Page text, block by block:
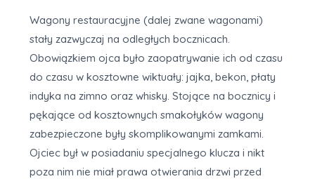
Wagony restauracyjne (dalej zwane wagonami)
stały zazwyczaj na odległych bocznicach.
Obowiązkiem ojca było zaopatrywanie ich od czasu
do czasu w kosztowne wiktuały: jajka, bekon, płaty
indyka na zimno oraz whisky. Stojące na bocznicy i
pękające od kosztownych smakołyków wagony
zabezpieczone były skomplikowanymi zamkami.
Ojciec był w posiadaniu specjalnego klucza i nikt
poza nim nie miał prawa otwierania drzwi przed